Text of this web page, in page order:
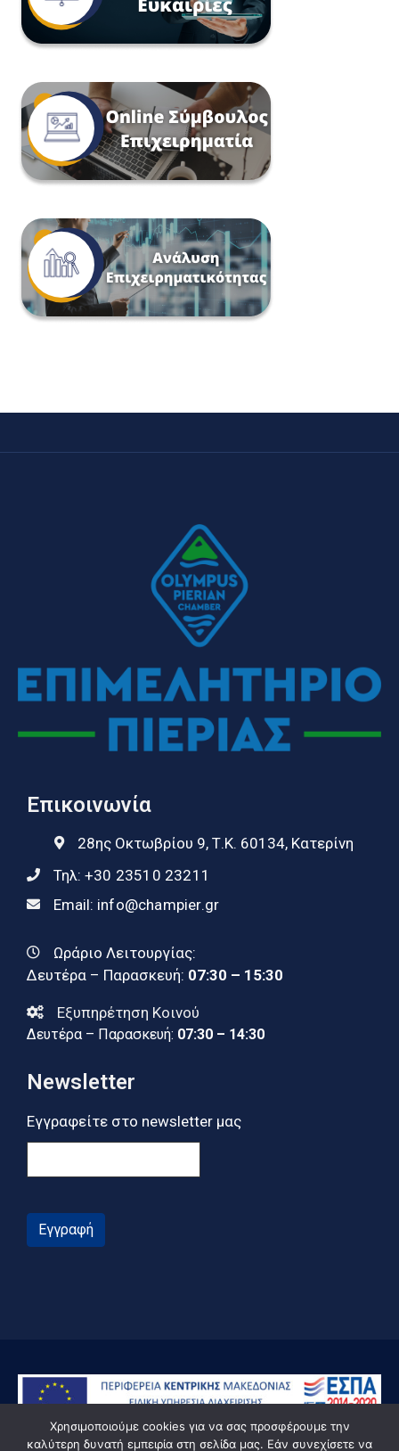
Επικοινωνία
28ης Οκτωβρίου 9, Τ.Κ. 60134, Κατερίνη
Τηλ: +30 23510 23211
Email: info@champier.gr
Ωράριο Λειτουργίας:
Δευτέρα – Παρασκευή: 07:30 – 15:30
Εξυπηρέτηση Κοινού
Δευτέρα – Παρασκευή: 07:30 – 14:30
Newsletter
Εγγραφείτε στο newsletter μας
Εγγραφή
Χρησιμοποιούμε cookies για να σας προσφέρουμε την
καλύτερη δυνατή εμπειρία στη σελίδα μας. Εάν συνεχίσετε να